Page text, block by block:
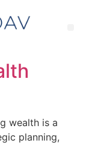
wealth is a
planning,